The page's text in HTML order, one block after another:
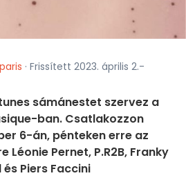
· Frissített 2023. április 2.-
sámánestet szervez a
ban. Csatlakozzon
6-án, pénteken erre az
Léonie Pernet, P.R2B, Franky
Piers Faccini